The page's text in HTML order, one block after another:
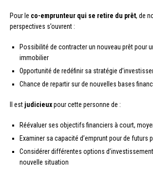
Pour le co-emprunteur qui se retire du prêt, de
perspectives s’ouvrent :
Possibilité de contracter un nouveau prêt pour
immobilier
Opportunité de redéfinir sa stratégie
Chance de repartir sur de nouvelles bases
Il est judicieuxpour cette personne de :
Réévaluer ses objectifs financiers à court,
Examiner sa capacité d’emprunt pour de futurs
Considérer différentes options
nouvelle situation